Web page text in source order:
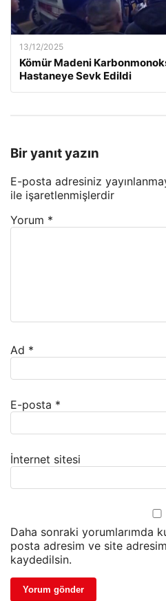
13/12/2025
Kömür Madeni
Hastaneye Sevk Edildi
Bir yanıt yazın
E-posta adresiniz
ile işaretlenmişlerdir
Yorum *
Ad *
E-posta *
İnternet sitesi
Daha sonraki yorumlarımda
posta adresim ve site
kaydedilsin.